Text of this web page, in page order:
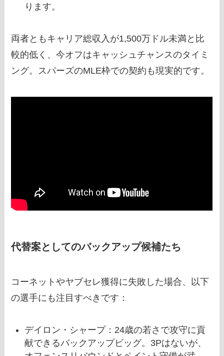
ります。
両者ともキャリア総収入が1,500万ドル未満と比
較的低く、今オフはキャッシュチャンスのタイミ
ング。スパーズのMLE枠での契約も現実的です。
代替案としてのバックアップ候補たち
コーネットやヤブセレ獲得に失敗した場合、以下
の選手にも注目すべきです：
デイロン・シャープ：24歳の若さで攻守に貢
献できるバックアップビッグ。3Pはないが、